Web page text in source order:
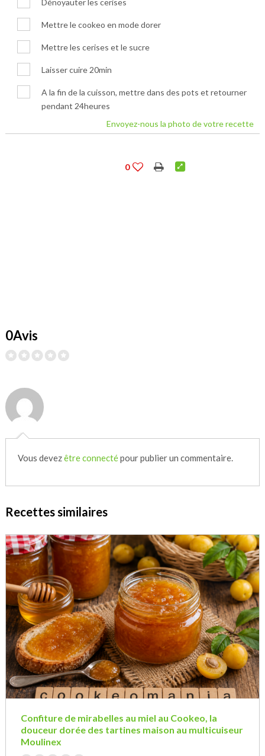
Dénoyauter les cerises
Mettre le cookeo en mode dorer
Mettre les cerises et le sucre
Laisser cuire 20min
A la fin de la cuisson, mettre dans des pots et retourner
pendant 24heures
Envoyez-nous la photo de votre recette
0
0Avis
Vous devezêtre connectépour publier un commentaire.
Recettes similaires
Confiture de mirabelles au miel au Cookeo, la
douceur dorée des tartines maison au multicuiseur
Moulinex